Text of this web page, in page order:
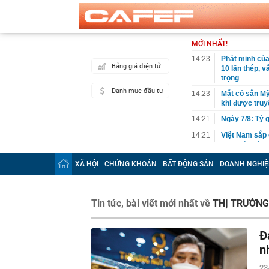
Bảng giá điện tử
Danh mục đầu tư
MỚI NHẤT!
14:23
Phát minh
10 lần thép,
trọng
14:23
Mặt cỏ sân
khi được
14:21
Ngày 7/8: Tỷ
14:21
Việt Nam
14:20
Luật hóa
giao công nghệ
14:15
Ông Phạm
rộng gấp 3
14:15
Thi hành lệnh
triệu đồng
14:13
Khách Trung
theo mùa, ăn
XÃ HỘI CHỨNG KHOÁN BẤT ĐỘNG SẢN DOANH
Tin tức, bài viết mới nhất về THỊ